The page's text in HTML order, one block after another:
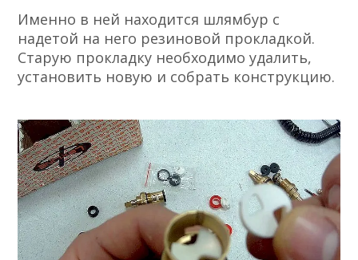
Именно в ней находится шлямбур с
надетой на него резиновой прокладкой.
Старую прокладку необходимо удалить,
установить новую и собрать конструкцию.